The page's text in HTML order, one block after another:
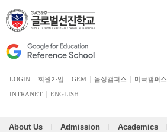
LOGIN 회원가입 GEM 음성캠퍼스 미국캠퍼스
INTRANET ENGLISH
About Us Admission Academics